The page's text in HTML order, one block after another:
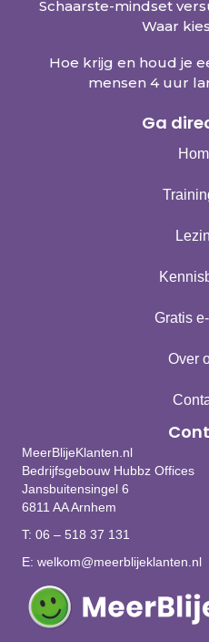
Schaarste-mindset
Waar
Hoe krijg en houd je
mensen 4 uur
Ga
Gratis
Over
MeerBlijeKlanten.nl
Bedrijfsgebouw Hubbz Offices
Jansbuitensingel 6
6811 AA Arnhem
T: 06 – 518 37 131
E: welkom@meerblijeklanten.nl